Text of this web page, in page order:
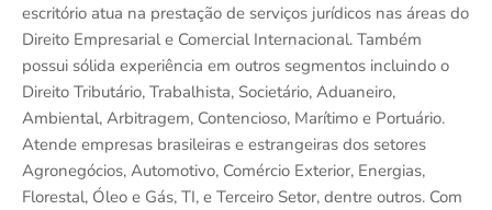
escritório atua na prestação de serviços jurídicos nas áreas do
Direito Empresarial e Comercial Internacional. Também
possui sólida experiência em outros segmentos incluindo o
Direito Tributário, Trabalhista, Societário, Aduaneiro,
Ambiental, Arbitragem, Contencioso, Marítimo e Portuário.
Atende empresas brasileiras e estrangeiras dos setores
Agronegócios, Automotivo, Comércio Exterior, Energias,
Florestal, Óleo e Gás, TI, e Terceiro Setor, dentre outros. Com